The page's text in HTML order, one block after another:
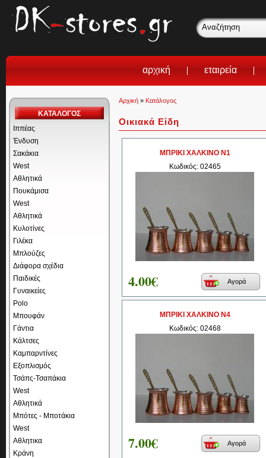
αρχική εταιρεία
ΚΑΤΑΛΟΓΟΣ
Ιππέας
Ένδυση
Σακάκια
West
Αθλητικά
Πουκάμισα
West
Αθλητικά
Κυλοτίνες
Γιλέκα
Μπλούζες
Διάφορα σχέδια
Παιδικές
Γυναικείες
Polo
Μπουφάν
Γάντια
Κάλτσες
Καμπαρντίνες
Εξοπλισμός
Τσάπς-Τσαπάκια
West
Αθλητικά
Μπότες - Μποτάκια
West
Αθλητικα
Κράνη
Αρχική » Κατάλογος
Οικιακά Είδη
ΜΠΡΙΚΙ ΧΑΛΚΙΝΟ Ν1
Κωδικός: 02465
4.00€ Αγορά
ΜΠΡΙΚΙ ΧΑΛΚΙΝΟ Ν4
Κωδικός: 02468
7.00€ Αγορά